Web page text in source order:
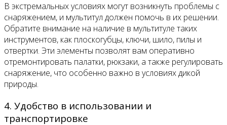
В экстремальных условиях могут возникнуть проблемы с
снаряжением, и мультитул должен помочь в их решении.
Обратите внимание на наличие в мультитуле таких
инструментов, как плоскогубцы, ключи, шило, пилы и
отвертки. Эти элементы позволят вам оперативно
отремонтировать палатки, рюкзаки, а также регулировать
снаряжение, что особенно важно в условиях дикой
природы.
4. Удобство в использовании и
транспортировке